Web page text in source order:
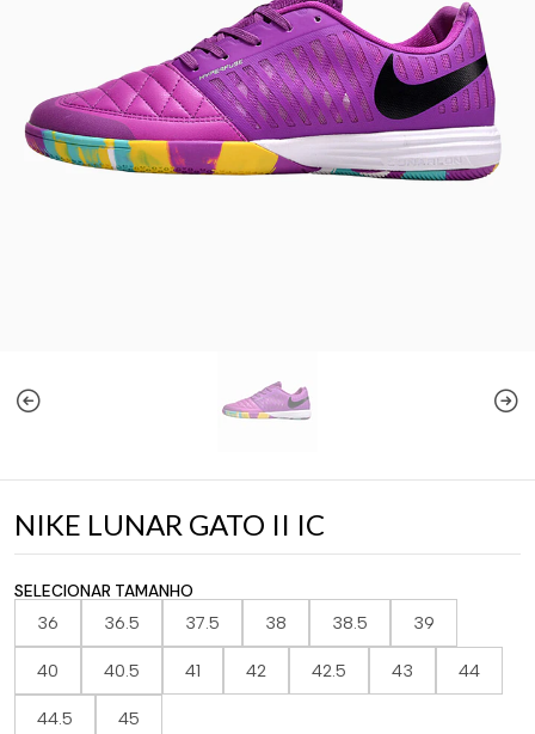
NIKE LUNAR GATO II IC
SELECIONAR TAMANHO
36 36.5 37.5 38 38.5 39
40 40.5 41 42 42.5 43 44
44.5 45